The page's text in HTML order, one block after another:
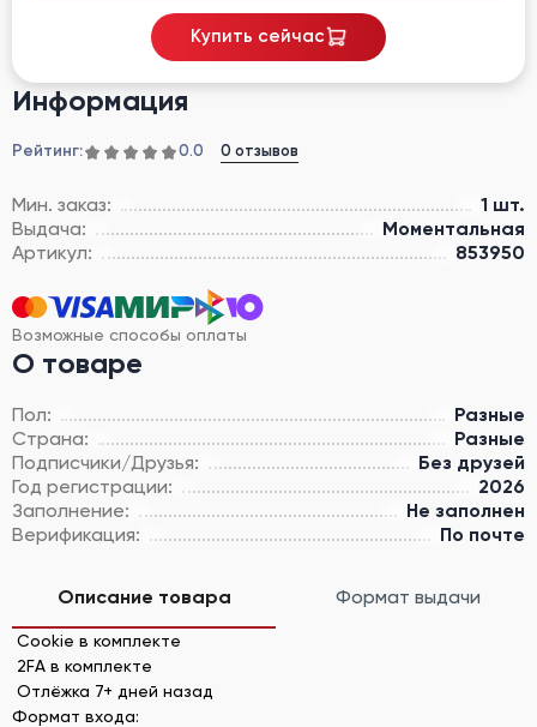
Информация
Рейтинг: 0.0 0 отзывов
Мин. заказ:
1 шт.
Выдача:
Моментальная
Артикул:
853950
Возможные способы оплаты
О товаре
Пол:
Разные
Страна:
Разные
Подписчики/Друзья:
Без друзей
Год регистрации:
2026
Заполнение:
Не заполнен
Верификация:
По почте
Купить сейчас
Описание товара Формат выдачи
Cookie в комплекте
2FA в комплекте
Отлёжка 7+ дней назад
Формат входа: